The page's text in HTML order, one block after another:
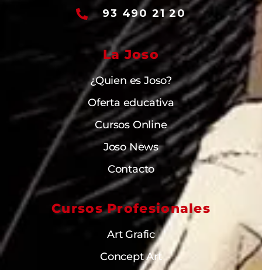
93 490 21 20
La Joso
¿Quien es Joso?
Oferta educativa
Cursos Online
Joso News
Contacto
Cursos Profesionales
Art Grafic
Concept Art